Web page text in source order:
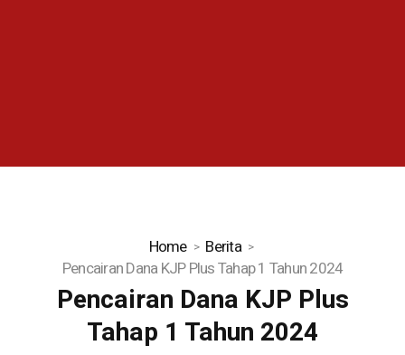
Home
Berita
Pencairan Dana KJP Plus Tahap 1 Tahun 2024
Pencairan Dana KJP Plus
Tahap 1 Tahun 2024